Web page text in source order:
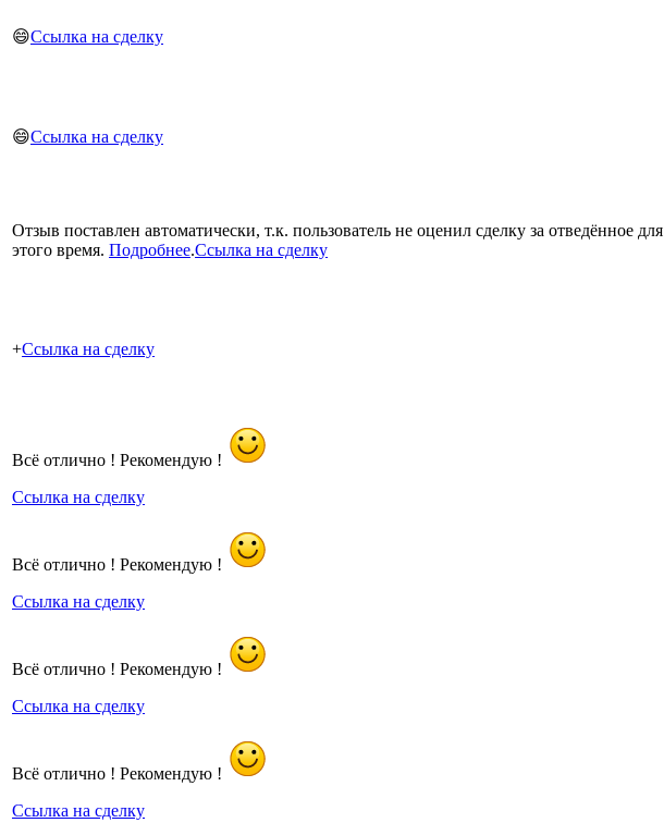
😄Ссылка на сделку
😄Ссылка на сделку
Отзыв поставлен автоматически, т.к. пользователь не оценил сделку за отведённое для
этого время. Подробнее.Ссылка на сделку
+Ссылка на сделку
Всё отлично ! Рекомендую !
Ссылка на сделку
Всё отлично ! Рекомендую !
Ссылка на сделку
Всё отлично ! Рекомендую !
Ссылка на сделку
Всё отлично ! Рекомендую !
Ссылка на сделку